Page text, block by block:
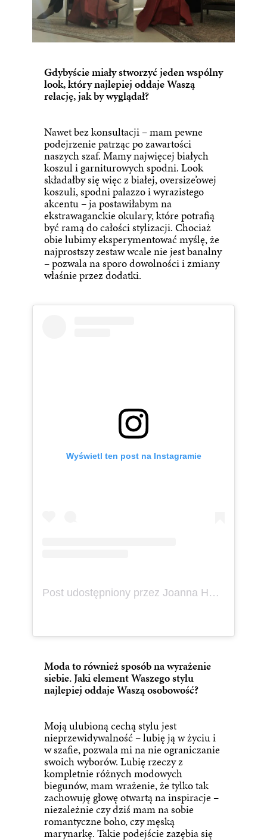
Gdybyście miały stworzyć jeden wspólny
look, który najlepiej oddaje Waszą
relację, jak by wyglądał?
Nawet bez konsultacji – mam pewne
podejrzenie patrząc po zawartości
naszych szaf. Mamy najwięcej białych
koszul i garniturowych spodni. Look
składałby się więc z białej, oversize’owej
koszuli, spodni palazzo i wyrazistego
akcentu – ja postawiłabym na
ekstrawaganckie okulary, które potrafią
być ramą do całości stylizacji. Chociaż
obie lubimy eksperymentować myślę, że
najprostszy zestaw wcale nie jest banalny
– pozwala na sporo dowolności i zmiany
właśnie przez dodatki.
Wyświetl ten post na Instagramie
Post udostępniony przez Joanna Hoffmann | nostalgic dreamer (@freakery)
Moda to również sposób na wyrażenie
siebie. Jaki element Waszego stylu
najlepiej oddaje Waszą osobowość?
Moją ulubioną cechą stylu jest
nieprzewidywalność – lubię ją w życiu i
w szafie, pozwala mi na nie ograniczanie
swoich wyborów. Lubię rzeczy z
kompletnie różnych modowych
biegunów, mam wrażenie, że tylko tak
zachowuję głowę otwartą na inspiracje –
niezależnie czy dziś mam na sobie
romantyczne boho, czy męską
marynarkę. Takie podejście zazębia się